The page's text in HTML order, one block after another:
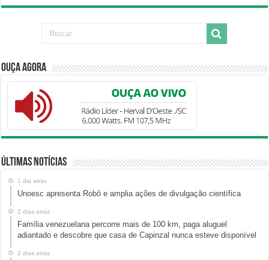
Ouça Agora
Últimas Notícias
1 dia atrás
Unoesc apresenta Robô e amplia ações de divulgação científica
2 dias atrás
Família venezuelana percorre mais de 100 km, paga aluguel
adiantado e descobre que casa de Capinzal nunca esteve disponível
2 dias atrás